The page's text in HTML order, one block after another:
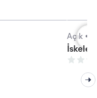
Açık •
İskele